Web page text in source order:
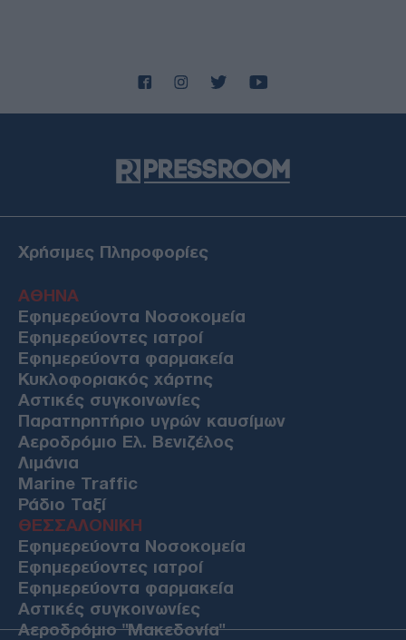
Χρήσιμες Πληροφορίες
ΑΘΗΝΑ
Εφημερεύοντα Νοσοκομεία
Εφημερεύοντες ιατροί
Εφημερεύοντα φαρμακεία
Κυκλοφοριακός χάρτης
Αστικές συγκοινωνίες
Παρατηρητήριο υγρών καυσίμων
Αεροδρόμιο Ελ. Βενιζέλος
Λιμάνια
Marine Traffic
Ράδιο Ταξί
ΘΕΣΣΑΛΟΝΙΚΗ
Εφημερεύοντα Νοσοκομεία
Εφημερεύοντες ιατροί
Εφημερεύοντα φαρμακεία
Αστικές συγκοινωνίες
Αεροδρόμιο "Μακεδονία"